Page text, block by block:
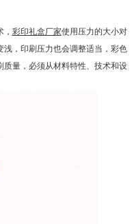
彩印礼盒厂家使用压力的大小对
，印刷压力也会调整适当，彩色
量，必须从材料特性、技术和设